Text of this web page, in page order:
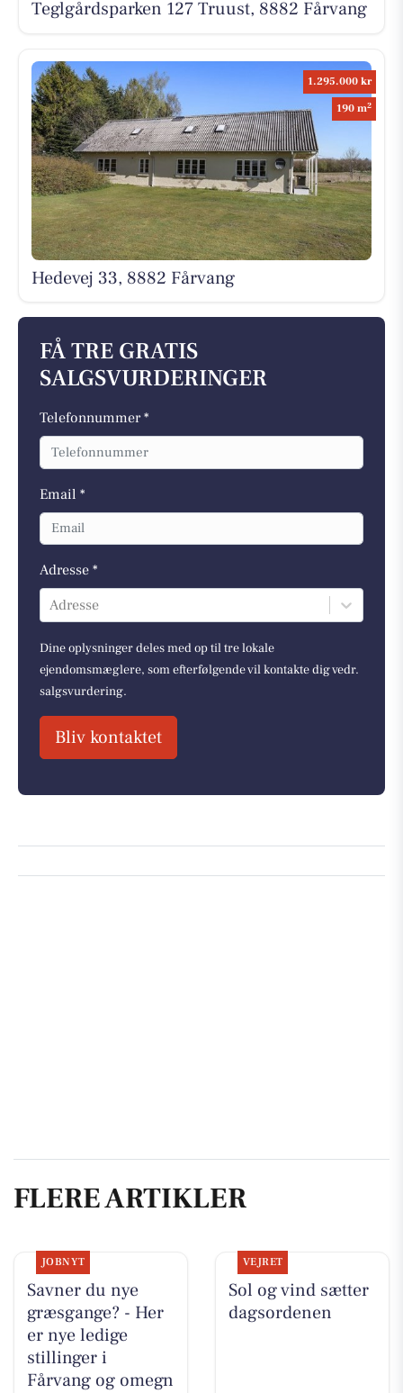
Teglgårdsparken 127 Truust, 8882 Fårvang
1.295.000 kr
190 m2
Hedevej 33, 8882 Fårvang
FÅ TRE GRATIS
SALGSVURDERINGER
Telefonnummer *
Email *
Adresse *
Adresse
Dine oplysninger deles med op til tre lokale
ejendomsmæglere, som efterfølgende vil kontakte dig vedr.
salgsvurdering.
Bliv kontaktet
FLERE ARTIKLER
JOBNYT
Savner du nye
græsgange? - Her
er nye ledige
stillinger i
Fårvang og omegn
VEJRET
Sol og vind sætter
dagsordenen